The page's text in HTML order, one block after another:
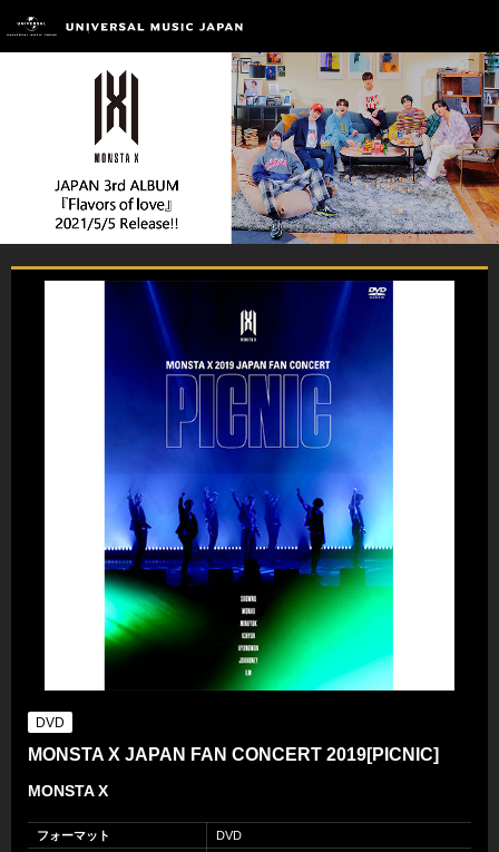
DVD
MONSTA X JAPAN FAN CONCERT 2019[PICNIC]
MONSTA X
フォーマット
DVD